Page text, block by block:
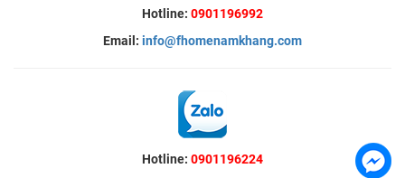
Hotline: 0901196992
Email: info@fhomenamkhang.com
Hotline: 0901196224